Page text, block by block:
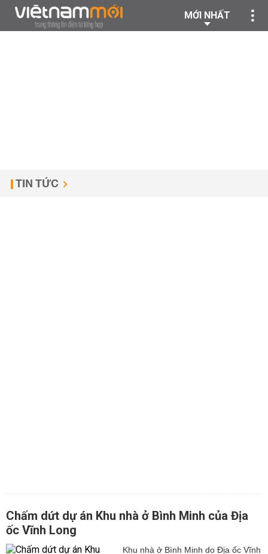
MỚI NHẤT
TIN TỨC
Chấm dứt dự án Khu nhà ở Bình Minh của Địa
ốc Vĩnh Long
Khu nhà ở Bình Minh do Địa ốc Vĩnh